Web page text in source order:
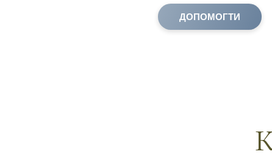
ДОПОМОГТИ